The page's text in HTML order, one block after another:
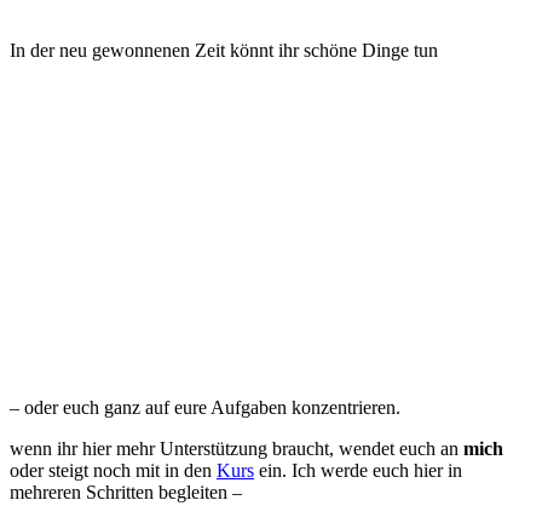
In der neu gewonnenen Zeit könnt ihr schöne Dinge tun
– oder euch ganz auf eure Aufgaben konzentrieren.
wenn ihr hier mehr Unterstützung braucht, wendet euch an mich
oder steigt noch mit in den Kurs ein. Ich werde euch hier in
mehreren Schritten begleiten –